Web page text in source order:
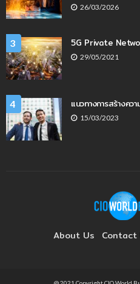
26/03/2026
3 5G Private
29/05/2021
4 แนวทางการสร้างคว
15/03/2023
About Us Contact